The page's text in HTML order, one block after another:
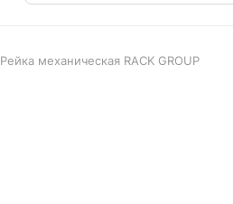
Рейка механическая RACK GROUP